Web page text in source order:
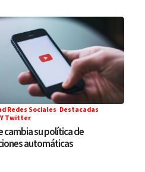
Redes Sociales Destacadas
Twitter
cambia su política de
automáticas